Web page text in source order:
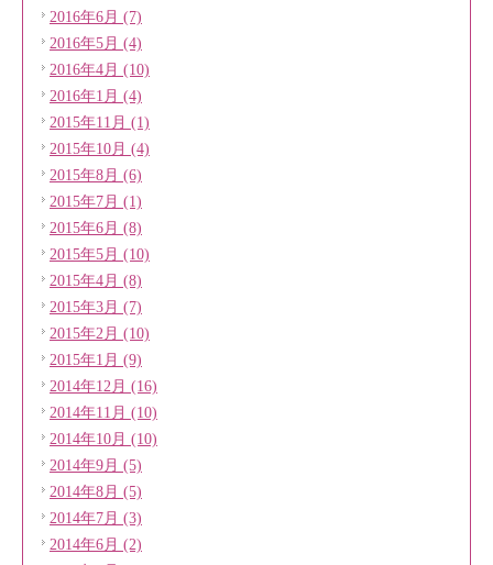
2016年6月 (7)
2016年5月 (4)
2016年4月 (10)
2016年1月 (4)
2015年11月 (1)
2015年10月 (4)
2015年8月 (6)
2015年7月 (1)
2015年6月 (8)
2015年5月 (10)
2015年4月 (8)
2015年3月 (7)
2015年2月 (10)
2015年1月 (9)
2014年12月 (16)
2014年11月 (10)
2014年10月 (10)
2014年9月 (5)
2014年8月 (5)
2014年7月 (3)
2014年6月 (2)